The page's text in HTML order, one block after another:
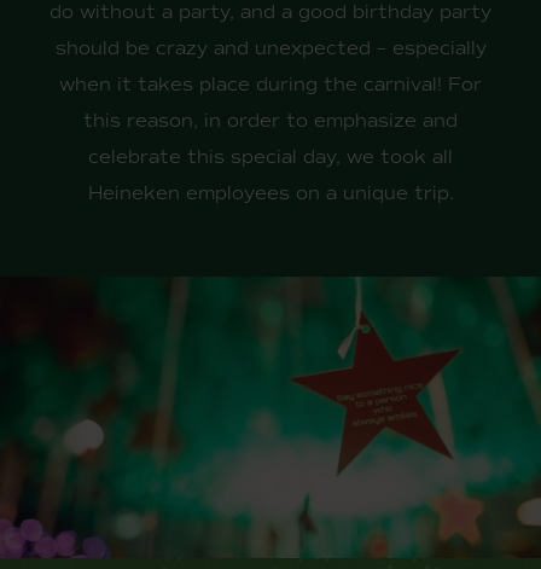
do without a party, and a good birthday party
should be crazy and unexpected – especially
when it takes place during the carnival! For
this reason, in order to emphasize and
celebrate this special day, we took all
Heineken employees on a unique trip.